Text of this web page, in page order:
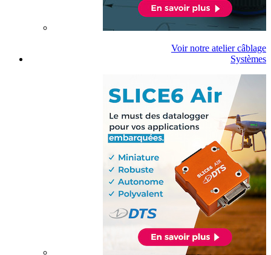
Voir notre atelier câblage
Systèmes